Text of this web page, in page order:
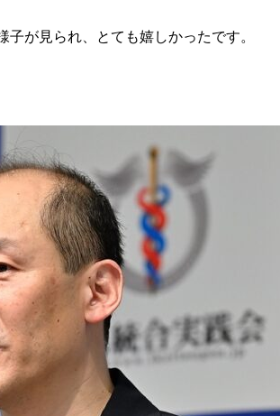
が見られ、とても嬉しかったです。